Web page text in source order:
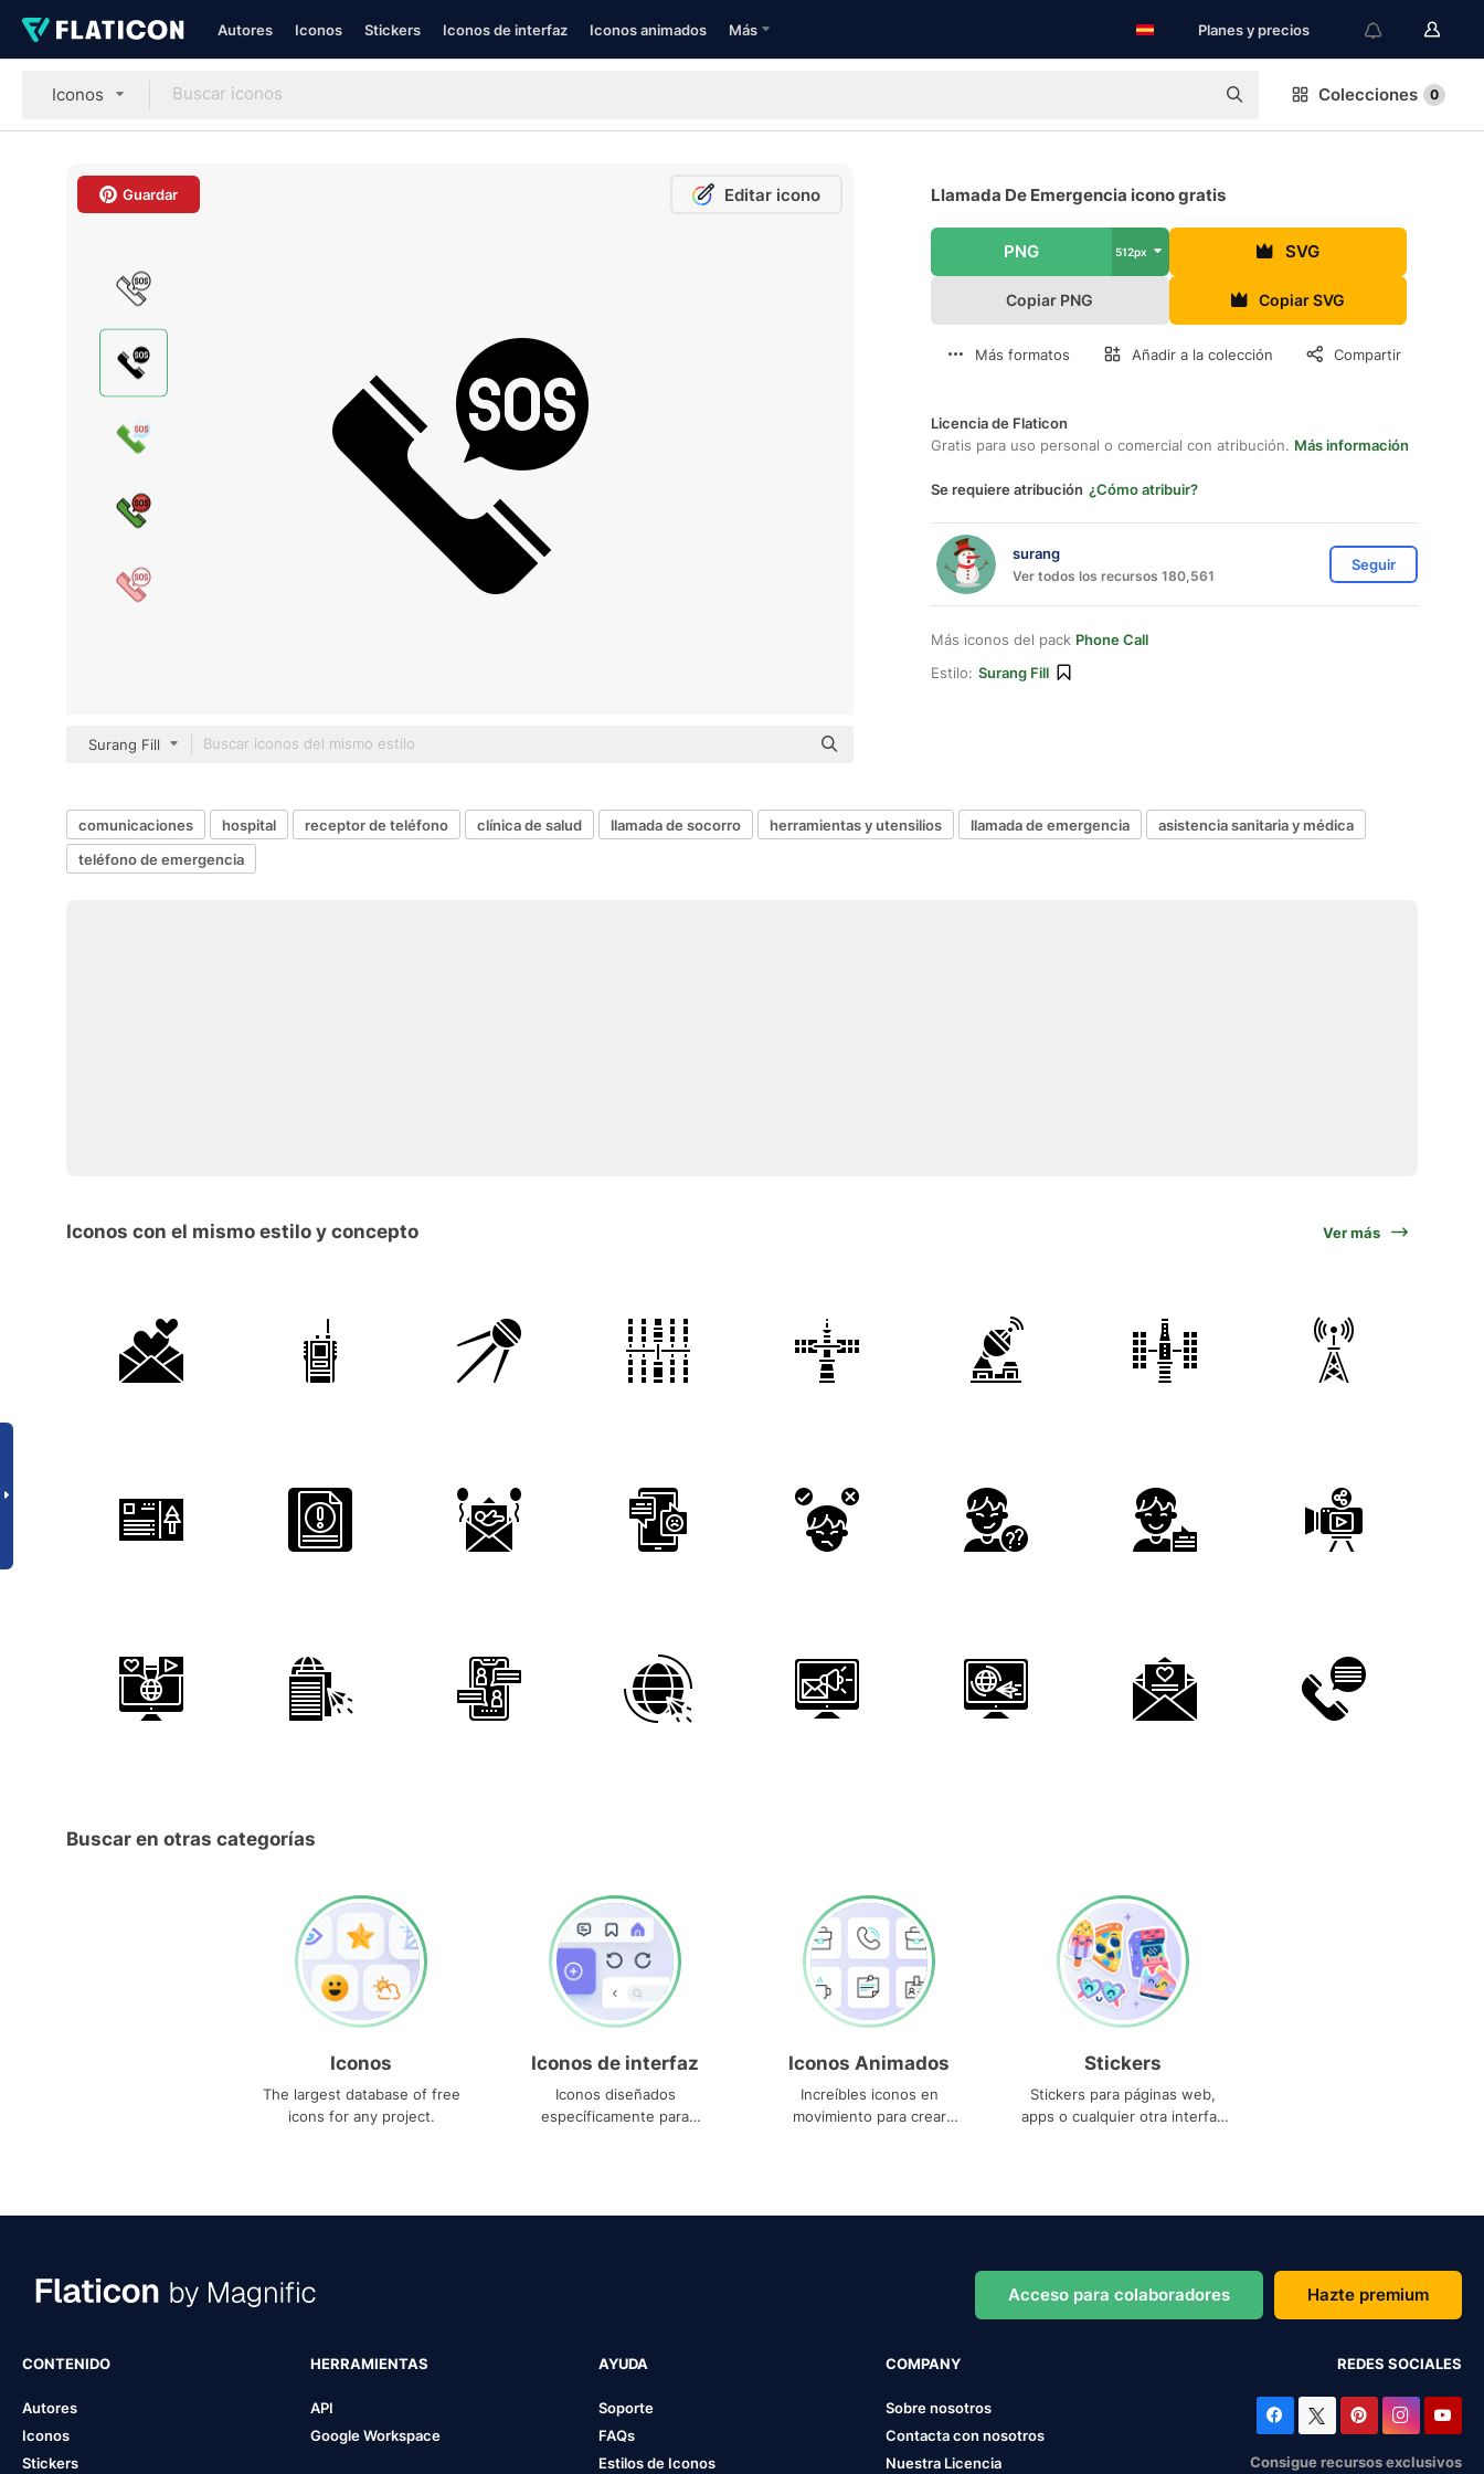
Autores Iconos Stickers Iconos de interfaz Iconos animados Más Planes y precios
Iconos Colecciones 0
Guardar Editar icono
Surang Fill
Llamada De Emergencia icono gratis
PNG 512px SVG
Copiar PNG Copiar SVG
Más formatos Añadir a la colección Compartir
Licencia de Flaticon
Gratis para uso personal o comercial con atribución. Más información
Se requiere atribución ¿Cómo atribuir?
surang
Ver todos los recursos 180,561
Seguir
Más iconos del pack Phone Call
Estilo: Surang Fill
comunicaciones hospital receptor de teléfono clínica de salud llamada de socorro herramientas y utensilios llamada de emergencia
asistencia sanitaria y médica
teléfono de emergencia
Iconos con el mismo estilo y concepto Ver más
Buscar en otras categorías
Iconos
The largest database of free
icons for any project.
Iconos de interfaz
Iconos diseñados
específicamente para
Iconos Animados
Increíbles iconos en
movimiento para crear
Stickers
Stickers para páginas web,
apps o cualquier otra interfaz
Acceso para colaboradores Hazte premium
CONTENIDO
Autores
Iconos
Stickers
HERRAMIENTAS
API
Google Workspace
AYUDA
Soporte
FAQs
Estilos de Iconos
COMPANY
Sobre nosotros
Contacta con nosotros
Nuestra Licencia
REDES SOCIALES
Consigue recursos exclusivos